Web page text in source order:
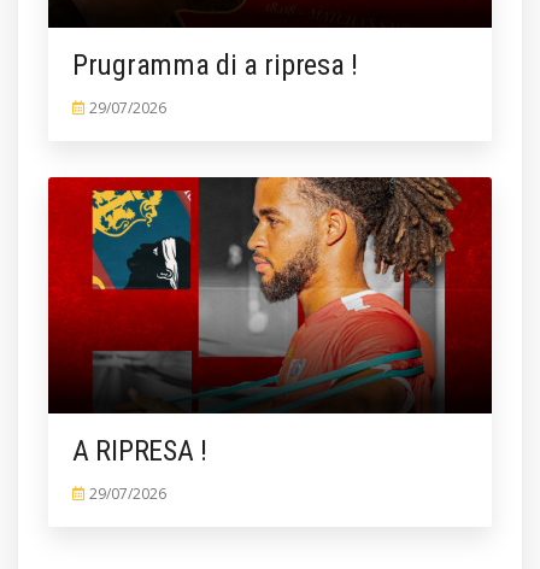
Prugramma di a ripresa !
29/07/2026
A RIPRESA !
29/07/2026